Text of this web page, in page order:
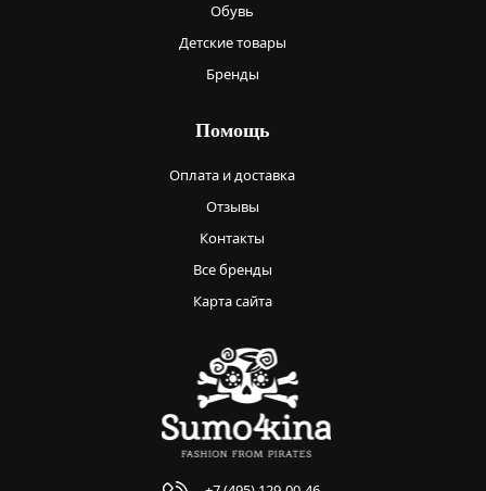
Обувь
Детские товары
Бренды
Помощь
Оплата и доставка
Отзывы
Контакты
Все бренды
Карта сайта